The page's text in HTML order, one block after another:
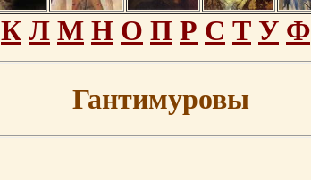
К Л М Н О П Р С Т У Ф
Гантимуровы